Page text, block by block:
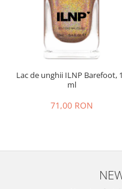
Lac de unghii ILNP Barefoot,
ml
71,00 RON